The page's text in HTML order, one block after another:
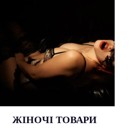
ЖIНОЧI ТОВАРИ
насолоди та посилення
відчуттів – понад 600
найменувань